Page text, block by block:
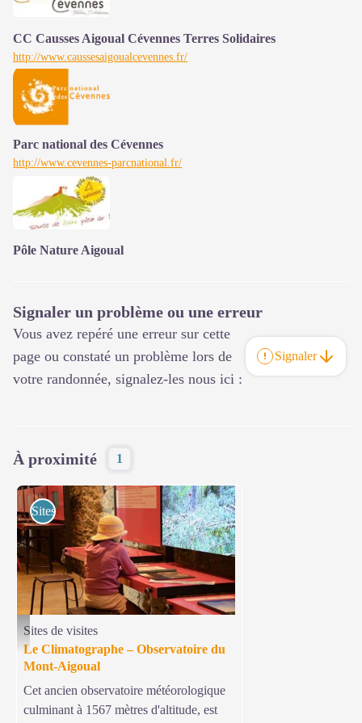
CC Causses Aigoual Cévennes Terres Solidaires
http://www.caussesaigoualcevennes.fr/
Parc national des Cévennes
http://www.cevennes-parcnational.fr/
Pôle Nature Aigoual
Signaler un problème ou une erreur
Vous avez repéré une erreur sur cette
page ou constaté un problème lors de
votre randonnée, signalez-les nous ici :
Signaler
À proximité 1
Mont-Aigoual - Le Climatographe - © Le Climatographe
Sites de visites
Sites de visites
Le Climatographe – Observatoire du
Mont-Aigoual
Cet ancien observatoire météorologique
culminant à 1567 mètres d'altitude, est